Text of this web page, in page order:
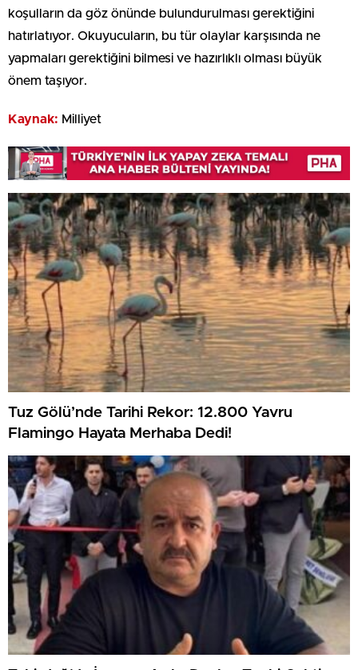
koşulların da göz önünde bulundurulması gerektiğini
hatırlatıyor. Okuyucuların, bu tür olaylar karşısında ne
yapmaları gerektiğini bilmesi ve hazırlıklı olması büyük
önem taşıyor.
Kaynak: Milliyet
Tuz Gölü’nde Tarihi Rekor: 12.800 Yavru
Flamingo Hayata Merhaba Dedi!